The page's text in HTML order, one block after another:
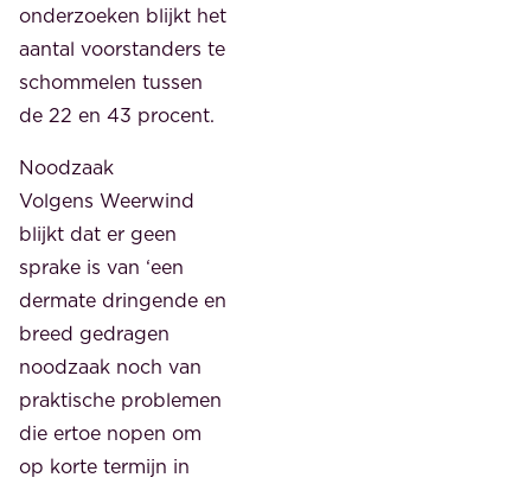
onderzoeken blijkt het
aantal voorstanders te
schommelen tussen
de 22 en 43 procent.
Noodzaak
Volgens Weerwind
blijkt dat er geen
sprake is van ‘een
dermate dringende en
breed gedragen
noodzaak noch van
praktische problemen
die ertoe nopen om
op korte termijn in